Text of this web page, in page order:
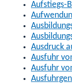
Aufstiegs-
Ausdruck
Ausfuhr
Ausfuhr